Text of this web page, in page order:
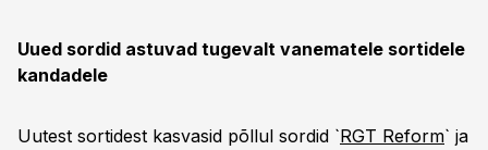
Uued sordid astuvad tugevalt vanematele sortidele
kandadele
Uutest sortidest kasvasid põllul sordid `RGT Reform` ja